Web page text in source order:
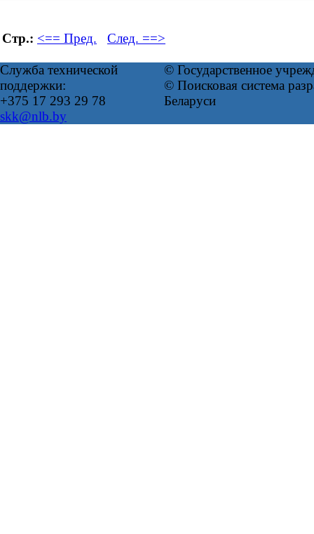
Стр.: <== Пред. След. ==>
Служба технической
поддержки:
+375 17 293 29 78
skk@nlb.by
© Государственное
© Поисковая система
Беларуси